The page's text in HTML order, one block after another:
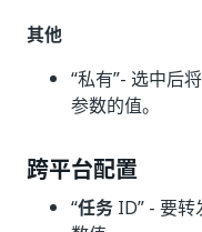
其他
“私有”- 选中后
参数的值。
跨平台配置
“任务 ID” - 要